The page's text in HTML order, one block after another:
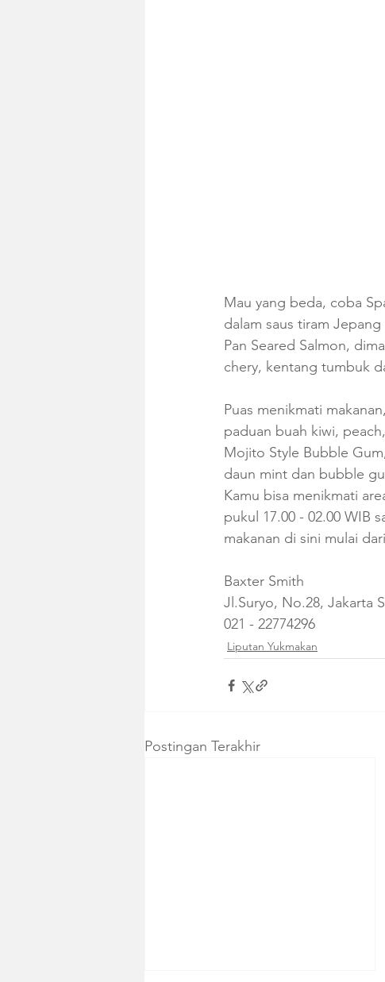
Mau yang beda, coba
dalam saus tiram
Pan Seared Salmon,
chery, kentang tumbuk
Puas menikmati
paduan buah kiwi,
Mojito Style Bubble
daun mint dan bubble
Kamu bisa menikmati
pukul 17.00 - 02.00 WIB
makanan di sini mulai
Baxter Smith
Jl.Suryo, No.28, Jakarta
021 - 22774296
Liputan Yukmakan
Postingan Terakhir